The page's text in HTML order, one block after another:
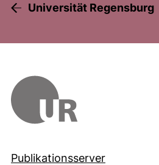
Universität Regensburg
Publikationsserver